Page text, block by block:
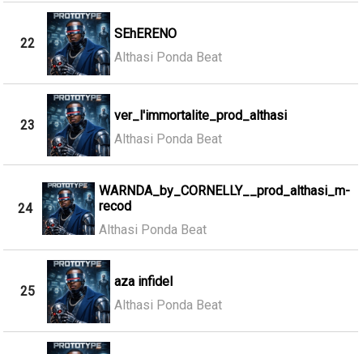
22
SEhERENO
Althasi Ponda Beat
23
ver_l'immortalite_prod_althasi
Althasi Ponda Beat
24
WARNDA_by_CORNELLY__prod_althasi_m-
recod
Althasi Ponda Beat
25
aza infidel
Althasi Ponda Beat